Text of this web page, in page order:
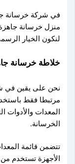
في شركة خرسانة
منزل خرسانة جاهزة
لنكون الخيار
خلاطة خرسانة
نحن على يقين في
مرتبطا فقط
المعدات والأدوات
الخرسانة.
تتضمن قائمة
الأجهزة تستخدم